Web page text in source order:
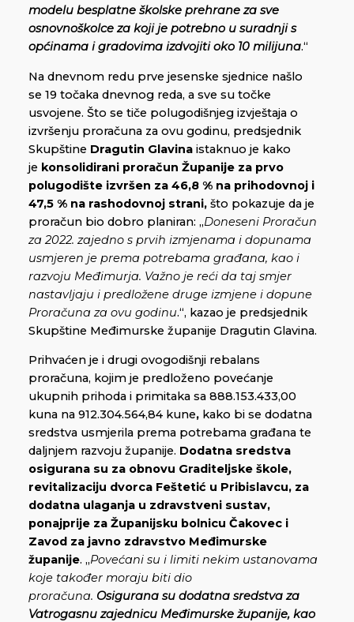
modelu besplatne školske prehrane za sve
osnovnoškolce za koji je potrebno u suradnji s
općinama i gradovima izdvojiti oko 10 milijuna.“
Na dnevnom redu prve jesenske sjednice našlo
se 19 točaka dnevnog reda, a sve su točke
usvojene. Što se tiče polugodišnjeg izvještaja o
izvršenju proračuna za ovu godinu, predsjednik
Skupštine Dragutin Glavina istaknuo je kako
je konsolidirani proračun Županije za prvo
polugodište izvršen za 46,8 % na prihodovnoj i
47,5 % na rashodovnoj strani, što pokazuje da je
proračun bio dobro planiran: „Doneseni Proračun
za 2022. zajedno s prvih izmjenama i dopunama
usmjeren je prema potrebama građana, kao i
razvoju Međimurja. Važno je reći da taj smjer
nastavljaju i predložene druge izmjene i dopune
Proračuna za ovu godinu.“, kazao je predsjednik
Skupštine Međimurske županije Dragutin Glavina.
Prihvaćen je i drugi ovogodišnji rebalans
proračuna, kojim je predloženo povećanje
ukupnih prihoda i primitaka sa 888.153.433,00
kuna na 912.304.564,84 kune, kako bi se dodatna
sredstva usmjerila prema potrebama građana te
daljnjem razvoju županije. Dodatna sredstva
osigurana su za obnovu Graditeljske škole,
revitalizaciju dvorca Feštetić u Pribislavcu, za
dodatna ulaganja u zdravstveni sustav,
ponajprije za Županijsku bolnicu Čakovec i
Zavod za javno zdravstvo Međimurske
županije. „Povećani su i limiti nekim ustanovama
koje također moraju biti dio
proračuna. Osigurana su dodatna sredstva za
Vatrogasnu zajednicu Međimurske županije, kao